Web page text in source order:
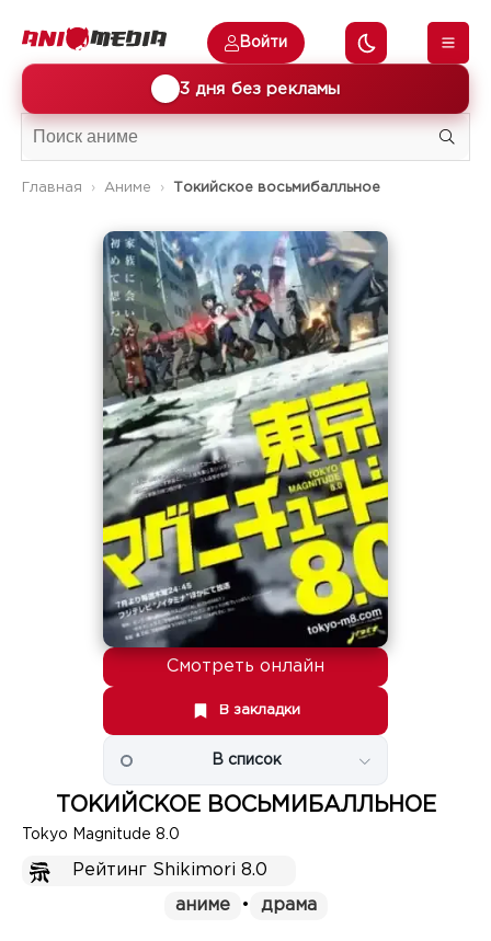
3 дня без рекламы
Войти
Главная Аниме Токийское восьмибалльное
Смотреть онлайн
В закладки
В список
ТОКИЙСКОЕ ВОСЬМИБАЛЛЬНОЕ
Tokyo Magnitude 8.0
Рейтинг Shikimori 8.0
аниме • драма